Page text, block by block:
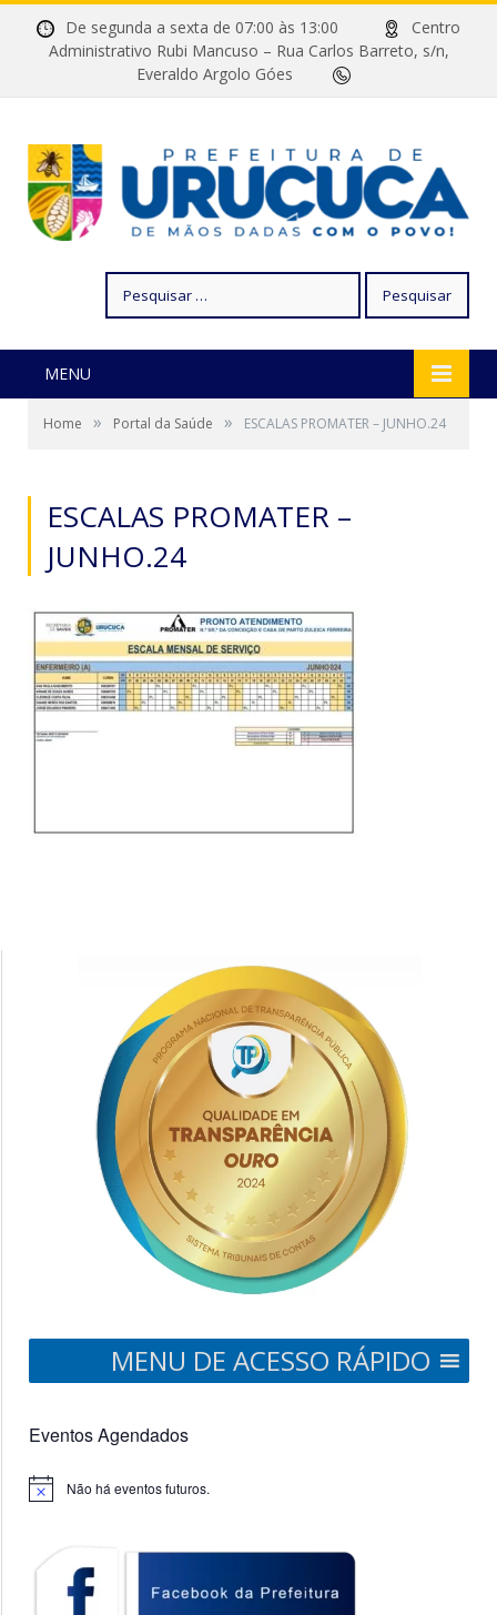
De segunda a sexta de 07:00 às 13:00
Centro
Administrativo Rubi Mancuso – Rua Carlos Barreto, s/n,
Everaldo Argolo Góes
por:
MENU
Home » Portal da Saúde » ESCALAS PROMATER – JUNHO.24
ESCALAS PROMATER –
JUNHO.24
MENU DE ACESSO RÁPIDO
Eventos Agendados
Notice Não há eventos futuros.